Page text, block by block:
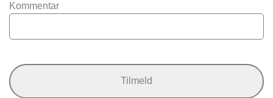
Kommentar